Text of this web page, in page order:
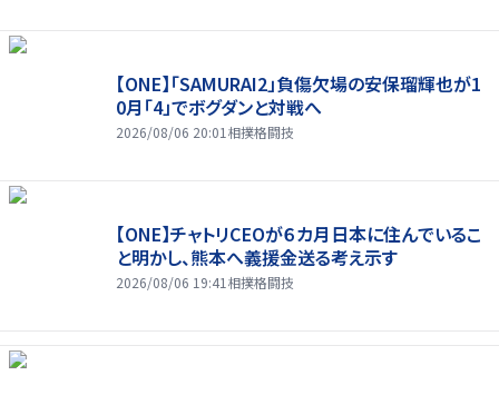
【ONE】「SAMURAI2」負傷欠場の安保瑠輝也が1
0月「4」でボグダンと対戦へ
2026/08/06 20:01相撲格闘技
【ONE】チャトリCEOが６カ月日本に住んでいるこ
と明かし、熊本へ義援金送る考え示す
2026/08/06 19:41相撲格闘技